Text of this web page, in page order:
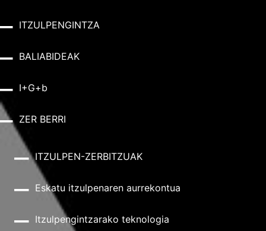
ITZULPENGINTZA
BALIABIDEAK
I+G+b
ZER BERRI
ITZULPEN-ZERBITZUAK
Eskatu itzulpenaren aurrekontua
Itzulpengintzarako teknologia